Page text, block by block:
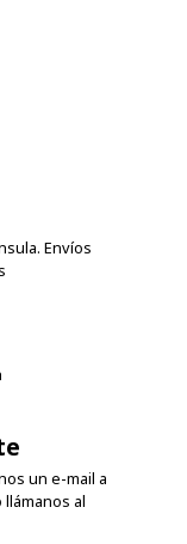
Envíos
un e-mail a
llámanos al